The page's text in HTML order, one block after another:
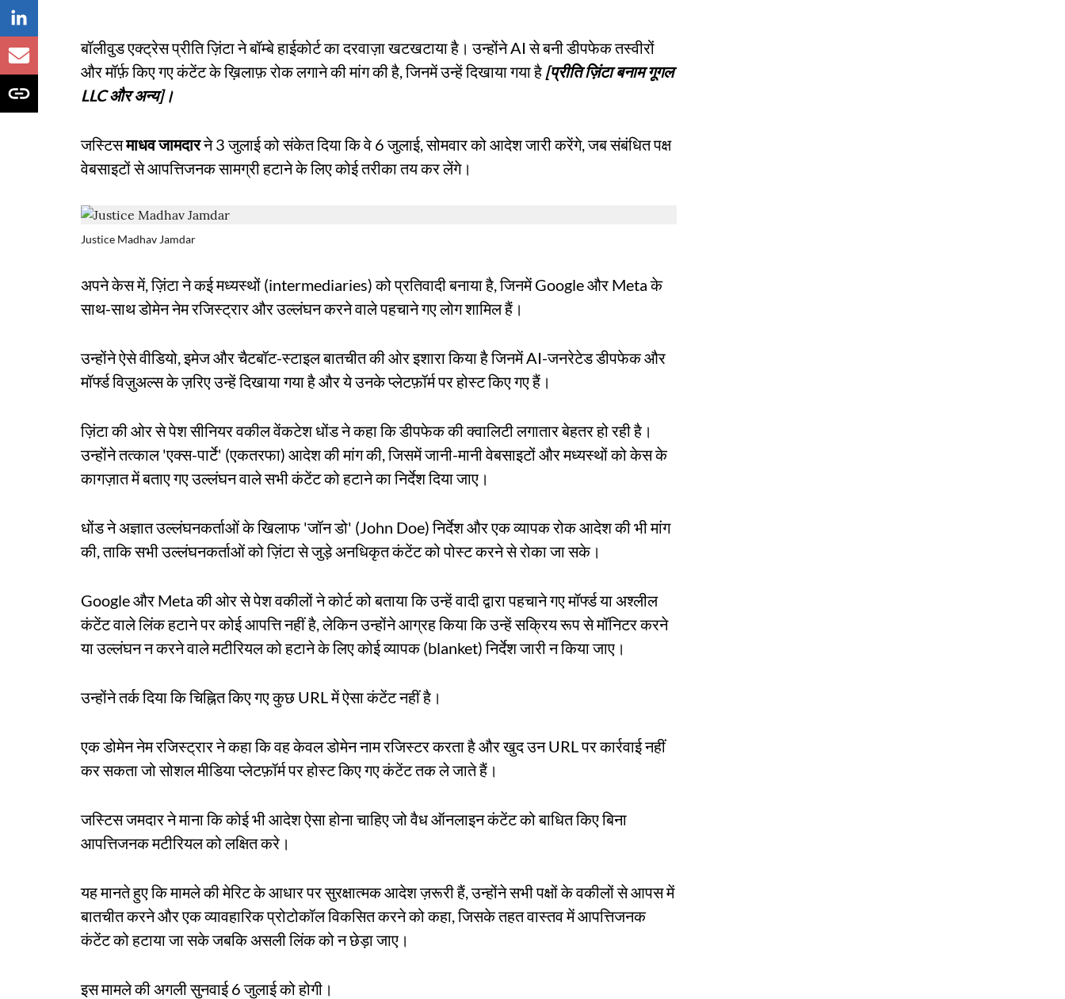
बॉलीवुड एक्ट्रेस प्रीति ज़िंटा ने बॉम्बे हाईकोर्ट का दरवाज़ा खटखटाया है। उन्होंने AI से बनी डीपफेक तस्वीरों
और मॉर्फ़ किए गए कंटेंट के ख़िलाफ़ रोक लगाने की मांग की है, जिनमें उन्हें दिखाया गया है [प्रीति ज़िंटा बनाम गूगल
LLC और अन्य]।
जस्टिसमाधव जामदारने 3 जुलाई को संकेत दिया कि वे 6 जुलाई, सोमवार को आदेश जारी करेंगे, जब संबंधित पक्ष
वेबसाइटों से आपत्तिजनक सामग्री हटाने के लिए कोई तरीका तय कर लेंगे।
Justice Madhav Jamdar
अपने केस में, ज़िंटा ने कई मध्यस्थों (intermediaries) को प्रतिवादी बनाया है, जिनमें Google और Meta के
साथ-साथ डोमेन नेम रजिस्ट्रार और उल्लंघन करने वाले पहचाने गए लोग शामिल हैं।
उन्होंने ऐसे वीडियो, इमेज और चैटबॉट-स्टाइल बातचीत की ओर इशारा किया है जिनमें AI-जनरेटेड डीपफेक और
मॉर्फ्ड विज़ुअल्स के ज़रिए उन्हें दिखाया गया है और ये उनके प्लेटफ़ॉर्म पर होस्ट किए गए हैं।
ज़िंटा की ओर से पेश सीनियर वकील वेंकटेश धोंड ने कहा कि डीपफेक की क्वालिटी लगातार बेहतर हो रही है।
उन्होंने तत्काल 'एक्स-पार्टे' (एकतरफा) आदेश की मांग की, जिसमें जानी-मानी वेबसाइटों और मध्यस्थों को केस के
कागज़ात में बताए गए उल्लंघन वाले सभी कंटेंट को हटाने का निर्देश दिया जाए।
धोंड ने अज्ञात उल्लंघनकर्ताओं के खिलाफ 'जॉन डो' (John Doe) निर्देश और एक व्यापक रोक आदेश की भी मांग
की, ताकि सभी उल्लंघनकर्ताओं को ज़िंटा से जुड़े अनधिकृत कंटेंट को पोस्ट करने से रोका जा सके।
Google और Meta की ओर से पेश वकीलों ने कोर्ट को बताया कि उन्हें वादी द्वारा पहचाने गए मॉर्फ्ड या अश्लील
कंटेंट वाले लिंक हटाने पर कोई आपत्ति नहीं है, लेकिन उन्होंने आग्रह किया कि उन्हें सक्रिय रूप से मॉनिटर करने
या उल्लंघन न करने वाले मटीरियल को हटाने के लिए कोई व्यापक (blanket) निर्देश जारी न किया जाए।
उन्होंने तर्क दिया कि चिह्नित किए गए कुछ URL में ऐसा कंटेंट नहीं है।
एक डोमेन नेम रजिस्ट्रार ने कहा कि वह केवल डोमेन नाम रजिस्टर करता है और खुद उन URL पर कार्रवाई नहीं
कर सकता जो सोशल मीडिया प्लेटफ़ॉर्म पर होस्ट किए गए कंटेंट तक ले जाते हैं।
जस्टिस जमदार ने माना कि कोई भी आदेश ऐसा होना चाहिए जो वैध ऑनलाइन कंटेंट को बाधित किए बिना
आपत्तिजनक मटीरियल को लक्षित करे।
यह मानते हुए कि मामले की मेरिट के आधार पर सुरक्षात्मक आदेश ज़रूरी हैं, उन्होंने सभी पक्षों के वकीलों से आपस में
बातचीत करने और एक व्यावहारिक प्रोटोकॉल विकसित करने को कहा, जिसके तहत वास्तव में आपत्तिजनक
कंटेंट को हटाया जा सके जबकि असली लिंक को न छेड़ा जाए।
इस मामले की अगली सुनवाई 6 जुलाई को होगी।